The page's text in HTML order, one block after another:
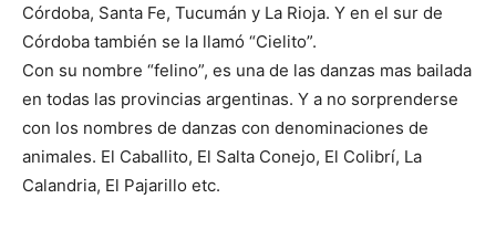
Córdoba, Santa Fe, Tucumán y La Rioja. Y en el sur de
Córdoba también se la llamó “Cielito”.
Con su nombre “felino”, es una de las danzas mas bailada
en todas las provincias argentinas. Y a no sorprenderse
con los nombres de danzas con denominaciones de
animales. El Caballito, El Salta Conejo, El Colibrí, La
Calandria, El Pajarillo etc.